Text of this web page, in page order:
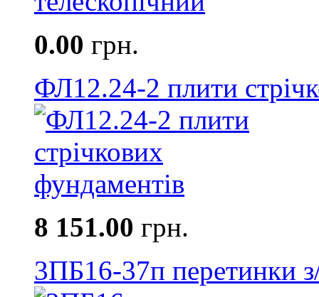
0.00 грн.
ФЛ12.24-2 плити
8 151.00 грн.
3ПБ16-37п перетинки